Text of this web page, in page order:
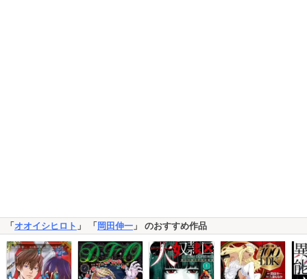
「オオイシヒロト 」 「岡田伸一 」 のおすすめ作品